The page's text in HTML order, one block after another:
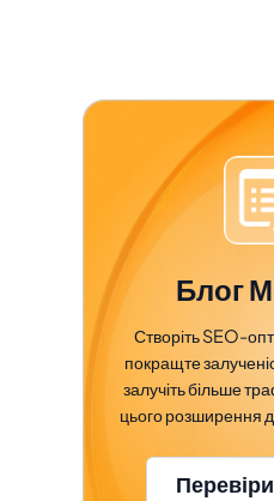
Блог
Створіть SEO-
покращте
залучіть більше
цього розширення